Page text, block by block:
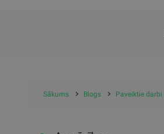
Sākums Blogs Paveiktie darbi